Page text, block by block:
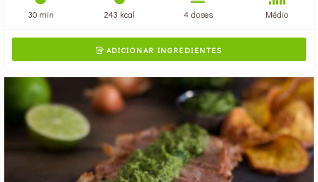
30 min 243 kcal 4 doses Médio
ADICIONAR INGREDIENTES